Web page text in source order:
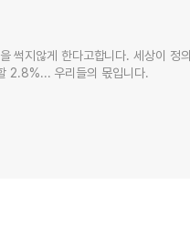
썩지않게 한다고합니다. 세상이 정
2.8%... 우리들의 몫입니다.